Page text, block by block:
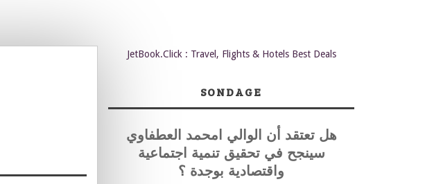
JetBook.Click : Travel, Flights & Hotels Best Deals
SONDAGE
هل تعتقد أن الوالي امحمد العطفاوي
سينجح في تحقيق تنمية اجتماعية
واقتصادية بوجدة ؟